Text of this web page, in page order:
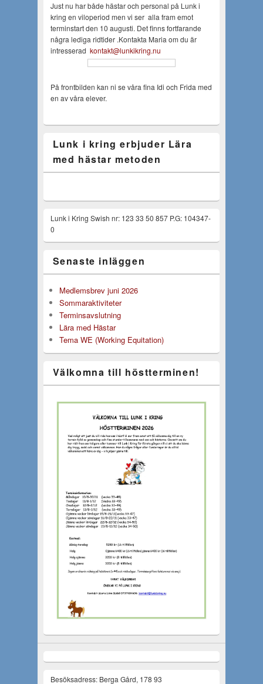
Just nu har både hästar och personal på Lunk i
kring en viloperiod men vi ser alla fram emot
terminstart den 10 augusti. Det finns fortfarande
några lediga ridtider .Kontakta Maria om du är
intresserad kontakt@lunkikring.nu
På frontbilden kan ni se våra fina Idi och Frida med
en av våra elever.
Lunk i kring erbjuder Lära
med hästar metoden
Lunk i Kring Swish nr: 123 33 50 857 P.G: 104347-
0
Senaste inläggen
Medlemsbrev juni 2026
Sommaraktiviteter
Terminsavslutning
Lära med Hästar
Tema WE (Working Equitation)
Välkomna till höstterminen!
Besöksadress: Berga Gård, 178 93